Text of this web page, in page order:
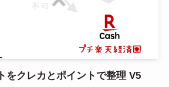
をクレカとポイントで整理 V5